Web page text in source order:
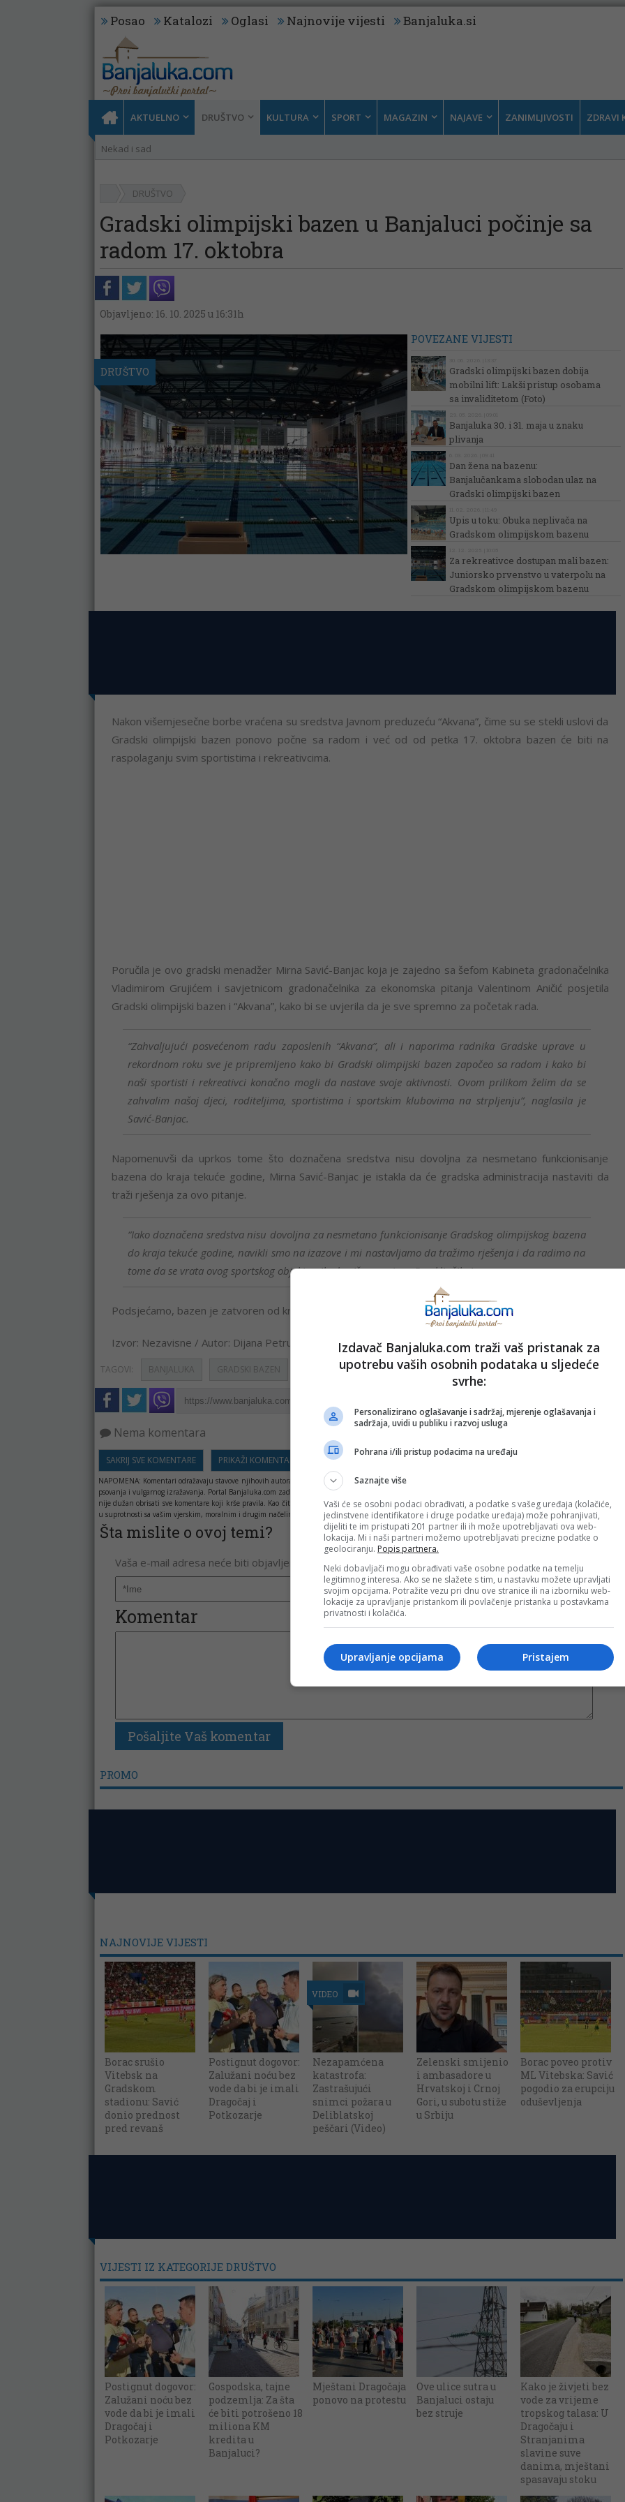
Posao Katalozi Oglasi Najnovije vijesti Banjaluka.si
AKTUELNO DRUŠTVO
Nekad i sad
KULTURA SPORT MAGAZIN NAJAVE ZANIMLJIVOSTI ZDRAVI
DRUŠTVO
Gradski olimpijski bazen u Banjaluci počinje sa
radom 17. oktobra
Objavljeno: 16. 10. 2025 u 16:31h
DRUŠTVO
POVEZANE VIJESTI
Gradski olimpijski bazen dobija
mobilni lift: Lakši pristup osobama
sa invaliditetom (Foto)
Banjaluka 30. i 31. maja u znaku
plivanja
Dan žena na bazenu:
Banjalučankama slobodan ulaz na
Gradski olimpijski bazen
Upis u toku: Obuka neplivača na
Gradskom olimpijskom bazenu
Za rekreativce dostupan mali bazen:
Juniorsko prvenstvo u vaterpolu na
Gradskom olimpijskom bazenu
Nakon višemjesečne borbe vraćena su sredstva Javnom preduzeću “Akvana”, čime su se stekli uslovi da
Gradski olimpijski bazen ponovo počne sa radom i već od od petka 17. oktobra bazen će biti na
raspolaganju svim sportistima i rekreativcima.
Poručila je ovo gradski menadžer Mirna Savić-Banjac koja je zajedno sa šefom Kabineta gradonačelnika
Vladimirom Grujićem i savjetnicom gradonačelnika za ekonomska pitanja Valentinom Aničić posjetila
Gradski olimpijski bazen i “Akvana”, kako bi se uvjerila da je sve spremno za početak rada.
“Zahvaljujući posvećenom radu zaposlenih “Akvana”, ali i naporima radnika Gradske uprave u
rekordnom roku sve je pripremljeno kako bi Gradski olimpijski bazen započeo sa radom i kako bi
naši sportisti i rekreativci konačno mogli da nastave svoje aktivnosti. Ovom prilikom želim da se
zahvalim našoj djeci, roditeljima, sportistima i sportskim klubovima na strpljenju”, naglasila je
Savić-Banjac.
Napomenuvši da uprkos tome što doznačena sredstva nisu dovoljna za nesmetano funkcionisanje
bazena do kraja tekuće godine, Mirna Savić-Banjac je istakla da će gradska administracija nastaviti da
traži rješenja za ovo pitanje.
“Iako doznačena sredstva nisu dovoljna za nesmetano funkcionisanje Gradskog olimpijskog bazena
do kraja tekuće godine, navikli smo na izazove i mi nastavljamo da tražimo rješenja i da radimo na
tome da se vrata ovog sportskog objekta nikada više ne zatvore”, zaključila je ona.
Podsjećamo, bazen je zatvoren od kraja jula.
Izvor: Nezavisne / Autor: Dijana Petrušić / Foto: Grad Banjaluka
TAGOVI: BANJALUKA GRADSKI BAZEN PRIJAVI GREŠKU
Kopirati
Nema komentara
SAKRIJ SVE KOMENTARE PRIKAŽI KOMENTARE
NAPOMENA: Komentari odražavaju stavove njihovih autora, a ne nužno i stavove internet portala Banjaluka.com. Molimo korisnike da se suzdrže od vrijeđanja,
psovanja i vulgarnog izražavanja. Portal Banjaluka.com zadržava pravo da obriše komentar bez najave i objašnjenja. Zbog velikog broja komentara Banjaluka.com
nije dužan obrisati sve komentare koji krše pravila. Kao čitalac takođe prihvatate mogućnost da među komentarima mogu biti pronađeni sadržaji koji mogu biti
u suprotnosti sa vašim vjerskim, moralnim i drugim načelima i uvjerenjima.
Šta mislite o ovoj temi?
Vaša e-mail adresa neće biti objavljena. Sva polja su obavezna!
Komentar
PROMO
NAJNOVIJE VIJESTI
Borac srušio
Vitebsk na
Gradskom
stadionu: Savić
donio prednost
pred revanš
Postignut dogovor:
Zalužani noću bez
vode da bi je imali
Dragočaj i
Potkozarje
VIDEO
Nezapamćena
katastrofa:
Zastrašujući
snimci požara u
Deliblatskoj
peščari (Video)
Zelenski smijenio
i ambasadore u
Hrvatskoj i Crnoj
Gori, u subotu stiže
u Srbiju
Borac poveo protiv
ML Vitebska: Savić
pogodio za erupciju
oduševljenja
VIJESTI IZ KATEGORIJE DRUŠTVO
Postignut dogovor:
Zalužani noću bez
vode da bi je imali
Dragočaj i
Potkozarje
Gospodska, tajne
podzemlja: Za šta
će biti potrošeno 18
miliona KM
kredita u
Banjaluci?
Mještani Dragočaja
ponovo na protestu
Ove ulice sutra u
Banjaluci ostaju
bez struje
Kako je živjeti bez
vode za vrijeme
tropskog talasa: U
Dragočaju i
Stranjanima
slavine suve
danima, mještani
spasavaju stoku
Izdavač Banjaluka.com traži vaš pristanak za
upotrebu vaših osobnih podataka u sljedeće
svrhe:
Personalizirano oglašavanje i sadržaj, mjerenje oglašavanja i
sadržaja, uvidi u publiku i razvoj usluga
Pohrana i/ili pristup podacima na uređaju
Saznajte više
Vaši će se osobni podaci obrađivati, a podatke s vašeg uređaja (kolačiće,
jedinstvene identifikatore i druge podatke uređaja) može pohranjivati,
dijeliti te im pristupati 201 partner ili ih može upotrebljavati ova web-
lokacija. Mi i naši partneri možemo upotrebljavati precizne podatke o
geolociranju. Popis partnera.
Neki dobavljači mogu obrađivati vaše osobne podatke na temelju
legitimnog interesa. Ako se ne slažete s tim, u nastavku možete upravljati
svojim opcijama. Potražite vezu pri dnu ove stranice ili na izborniku web-
lokacije za upravljanje pristankom ili povlačenje pristanka u postavkama
privatnosti i kolačića.
Pristajem
Upravljanje opcijama